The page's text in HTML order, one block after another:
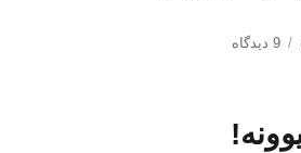
9 دیدگاه